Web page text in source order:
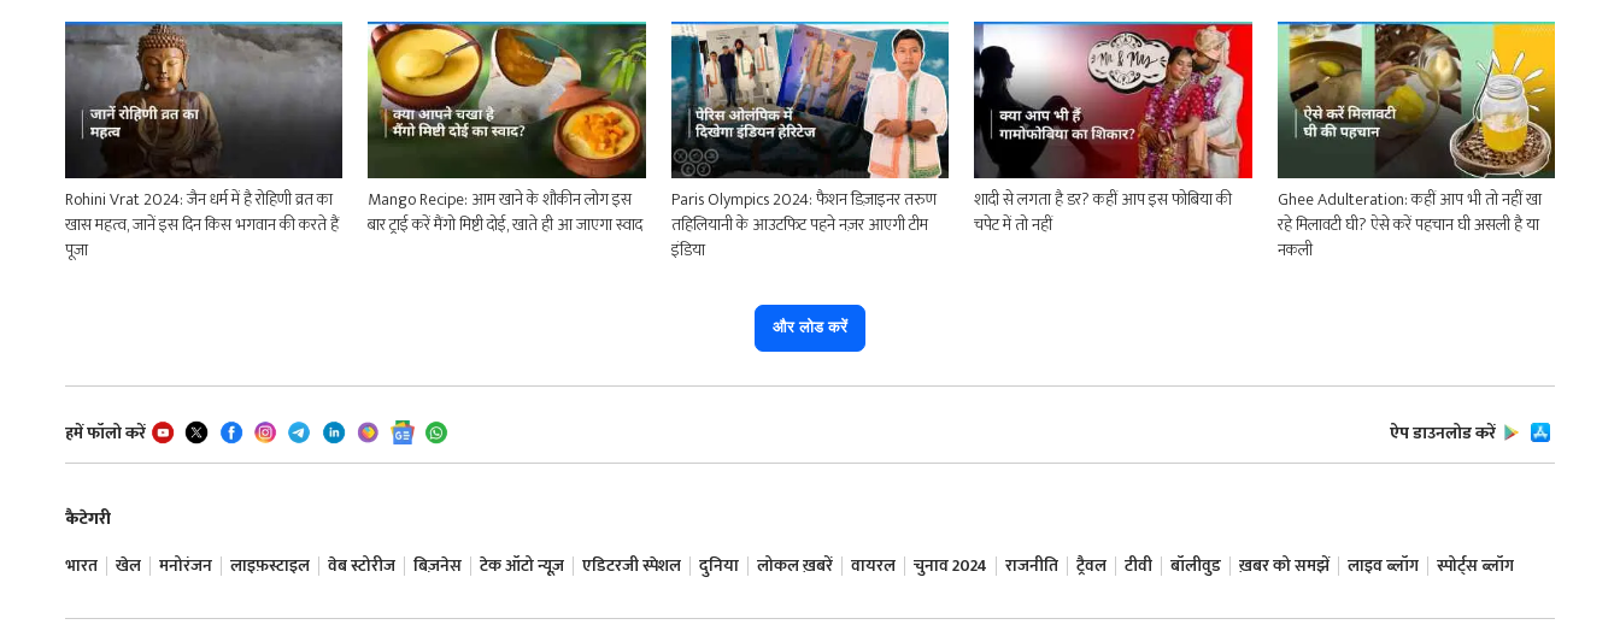
Rohini Vrat 2024: जैन धर्म में है रोहिणी व्रत का
खास महत्व, जानें इस दिन किस भगवान की करते हैं
पूजा
Mango Recipe: आम खाने के शौकीन लोग इस
बार ट्राई करें मैंगो मिष्टी दोई, खाते ही आ जाएगा स्वाद
Paris Olympics 2024: फैशन डिज़ाइनर तरुण
तहिलियानी के आउटफिट पहने नज़र आएगी टीम
इंडिया
शादी से लगता है डर? कहीं आप इस फोबिया की
चपेट में तो नहीं
Ghee Adulteration: कहीं आप भी तो नहीं खा
रहे मिलावटी घी? ऐसे करें पहचान घी असली है या
नकली
और लोड करें
हमें फॉलो करें ऐप डाउनलोड करें
कैटेगरी
भारत
खेल मनोरंजन लाइफ़स्टाइल वेब स्टोरीज बिज़नेस टेक ऑटो न्यूज़ एडिटरजी स्पेशल दुनिया लोकल ख़बरें वायरल चुनाव 2024 राजनीति ट्रैवल टीवी बॉलीवुड ख़बर को समझें लाइव ब्लॉग स्पोर्ट्स ब्लॉग